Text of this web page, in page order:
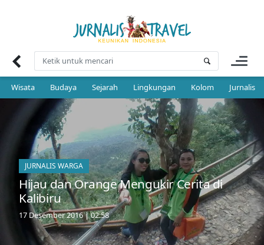
Wisata Budaya Sejarah Lingkungan Kolom Jurnalis
JURNALIS WARGA
Hijau dan Orange Mengukir Cerita di
Kalibiru
17 Desember 2016 | 02:58